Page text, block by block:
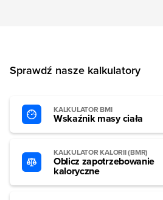
Sprawdź nasze kalkulatory
KALKULATOR BMI
Wskaźnik masy ciała
KALKULATOR KALORII (BMR)
Oblicz zapotrzebowanie
kaloryczne